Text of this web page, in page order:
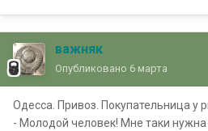
важняк
Опубликовано 6 марта
Одесса. Привоз. Покупательница у
- Молодой человек! Мне таки